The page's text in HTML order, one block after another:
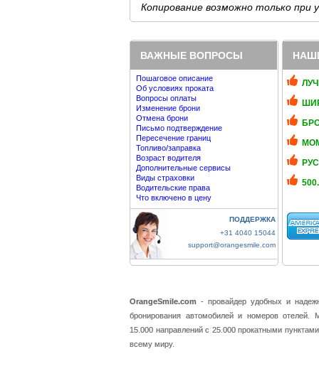
Копирование возможно только при
ВАЖНЫЕ ВОПРОСЫ
Пошаговое описание
Об условиях проката
Вопросы оплаты
Изменение брони
Отмена брони
Письмо подтверждение
Пересечение границ
Топливо/заправка
Возраст водителя
Дополнительные сервисы
Виды страховки
Водительские права
Что включено в цену
ПОДДЕРЖКА
+31 4040 15044
support@orangesmile.com
OrangeSmile.com - провайдер удобных и
бронирования автомобилей и номеров отелей.
15.000 направлений с 25.000 прокатными
всему миру.